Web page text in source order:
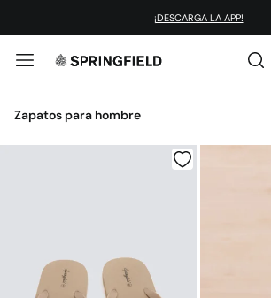
¡DESCARGA LA APP!
Zapatos para hombre